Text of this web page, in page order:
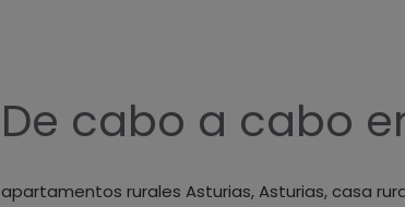
De cabo a cabo
apartamentos rurales Asturias,Asturias,casa
De
cabo
cabo